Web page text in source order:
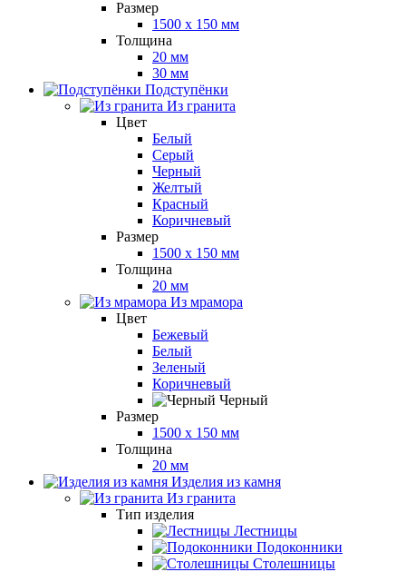
Размер
1500 x 150 мм
Толщина
20 мм
30 мм
Подступёнки
Из гранита
Цвет
Белый
Серый
Черный
Желтый
Красный
Коричневый
Размер
1500 x 150 мм
Толщина
20 мм
Из мрамора
Цвет
Бежевый
Белый
Зеленый
Коричневый
Черный
Размер
1500 x 150 мм
Толщина
20 мм
Изделия из камня
Из гранита
Тип изделия
Лестницы
Подоконники
Столешницы